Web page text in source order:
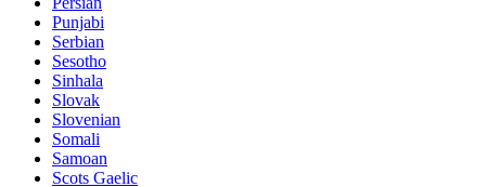
Punjabi
Serbian
Sesotho
Sinhala
Slovak
Slovenian
Somali
Samoan
Scots Gaelic